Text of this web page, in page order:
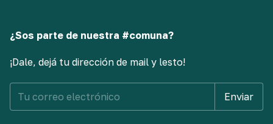
¿Sos parte de nuestra #comuna?
¡Dale, dejá tu dirección de mail y lesto!